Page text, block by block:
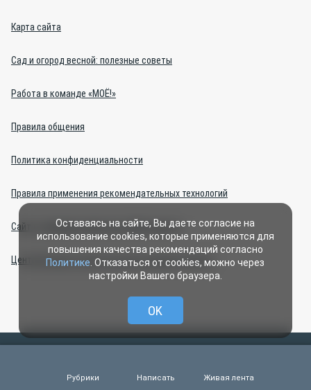
Карта сайта
Сад и огород весной: полезные советы
Работа в команде «МОЁ!»
Правила общения
Политика конфиденциальности
Правила применения рекомендательных технологий
Сайт о домашних животных «Моё зверьё»
Центр интернет-проектов (изготовление сайтов)
сотрудниками редакции, нештатными авторами и читателями,
Рубрики Написать Живая лента
Оставаясь на сайте, Вы даете согласие на
использование cookies, которые применяются для
повышения качества рекомендаций согласно
Политике . Отказаться от cookies, можно через
настройки Вашего браузера.
OK